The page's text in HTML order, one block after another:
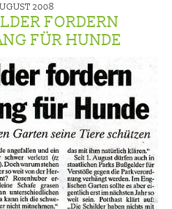
2008
FORDERN
FÜR HUNDE